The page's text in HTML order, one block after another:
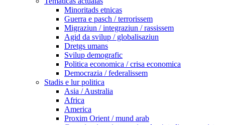
Minoritads etnicas
Guerra e pasch / terrorissem
Migraziun / integraziun / rassissem
Agid da svilup / globalisaziun
Dretgs umans
Svilup demografic
Politica economica / crisa economica
Democrazia / federalissem
Stadis e lur politica
Asia / Australia
Africa
America
Proxim Orient / mund arab